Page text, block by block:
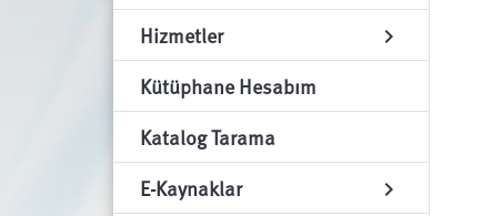
Hizmetler chevron_right
Kütüphane Hesabım
Katalog Tarama
E-Kaynaklar
chevron_right